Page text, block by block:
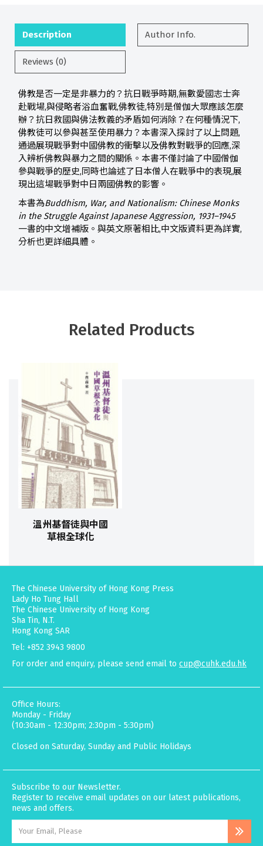
Description Author Info.
Reviews (0)
佛教是否一定是非暴力的？抗日戰爭時期,無數愛國志士奔
赴戰場,與侵略者浴血奮戰,佛教徒,特別是僧伽大眾應該怎麼
辦？抗日救國與佛法教義的矛盾如何消除？在何種情況下,
佛教徒可以參與甚至使用暴力？本書深入探討了以上問題,
通過展現戰爭對中國佛教的衝擊以及佛教對戰爭的回應,深
入辨析佛教與暴力之間的關係。本書不僅討論了中國僧伽
參與戰爭的歷史,同時也論述了日本僧人在戰爭中的表現,展
現出這場戰爭對中日兩國佛教的影響。
本書為Buddhism, War, and Nationalism: Chinese Monks
in the Struggle Against Japanese Aggression, 1931–1945
一書的中文增補版。與英文原著相比,中文版資料更為詳實,
分析也更詳細具體。
Related Products
溫州基督徒與中國
草根全球化
The Chinese University of Hong Kong Press
Lady Ho Tung Hall
The Chinese University of Hong Kong
Sha Tin, N.T.
Hong Kong SAR
Tel: +852 3943 9800
For order and enquiry, please send email to cup@cuhk.edu.hk
Office Hours:
Monday - Friday
(10:30am - 12:30pm; 2:30pm - 5:30pm)
Closed on Saturday, Sunday and Public Holidays
Subscribe to our Newsletter.
Register to receive email updates on our latest publications,
news and offers.